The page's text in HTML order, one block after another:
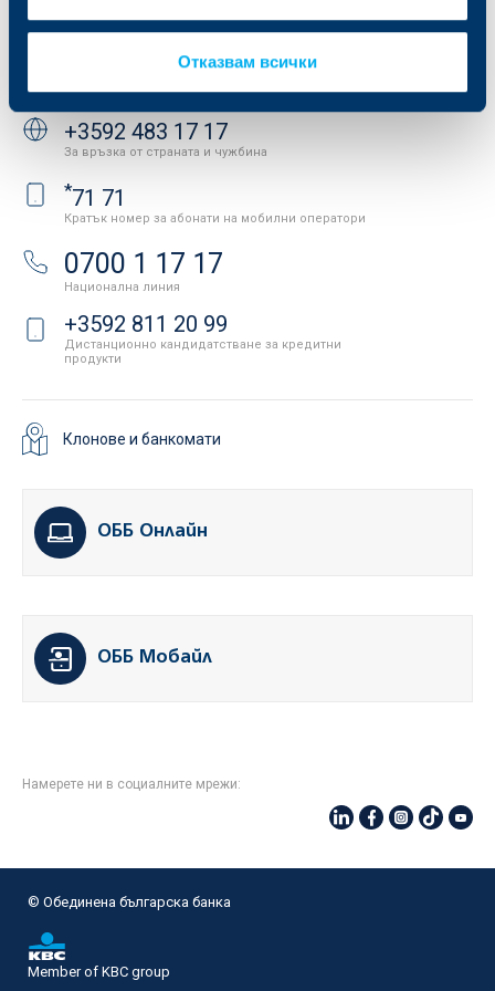
Отказвам всички
Контакти
API портал за разработчици
+3592 483 17 17
За връзка от страната и чужбина
*71 71
Кратък номер за абонати на мобилни оператори
0700 1 17 17
Национална линия
+3592 811 20 99
Дистанционно кандидатстване за кредитни
продукти
Клонове и банкомати
ОББ Онлайн
ОББ Мобайл
Намерете ни в социалните мрежи:
© Oбединена българска банка
Member of KBC group